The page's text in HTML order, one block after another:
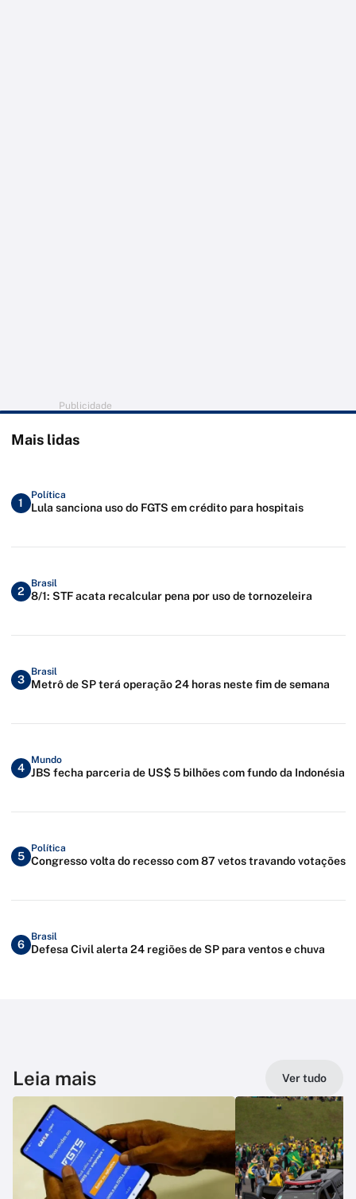
Publicidade
Mais lidas
1
Política
Lula sanciona uso do FGTS em crédito para hospitais
2
Brasil
8/1: STF acata recalcular pena por uso de tornozeleira
3
Brasil
Metrô de SP terá operação 24 horas neste fim de semana
4
Mundo
JBS fecha parceria de US$ 5 bilhões com fundo da Indonésia
5
Política
Congresso volta do recesso com 87 vetos travando votações
6
Brasil
Defesa Civil alerta 24 regiões de SP para ventos e chuva
Leia mais Ver tudo